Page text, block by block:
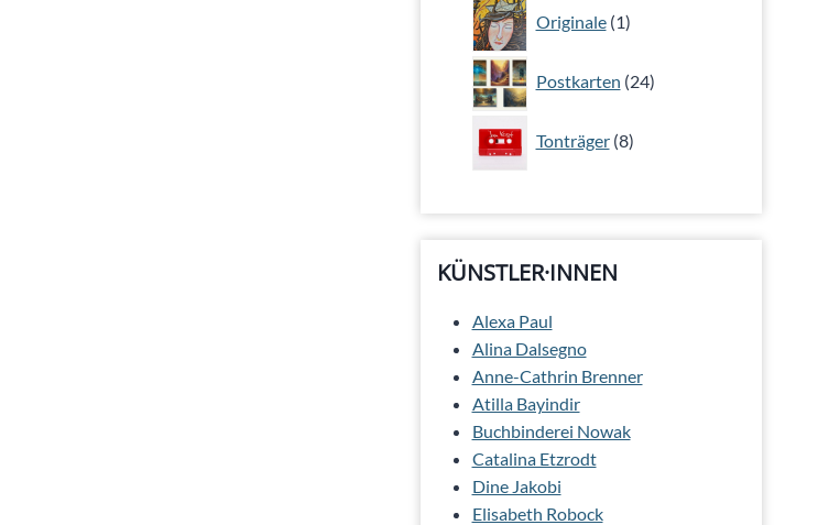
Originale 1
Produkt
Postkarten 24
Produkte
Tonträger 8
Produkte
KÜNSTLER·INNEN
Alexa Paul
Alina Dalsegno
Anne-Cathrin Brenner
Atilla Bayindir
Buchbinderei Nowak
Catalina Etzrodt
Dine Jakobi
Elisabeth Robock